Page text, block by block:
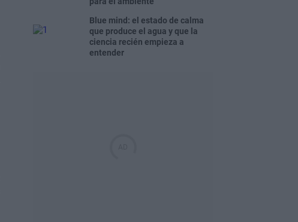
Blue mind: el estado de calma
que produce el agua y que la
ciencia recién empieza a
entender